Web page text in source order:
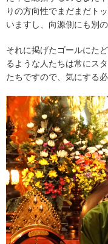
りの方向性でまだまだト
いますし、向源側にも別
それに掲げたゴールにた
るような人たちは常にス
たちですので、気にする